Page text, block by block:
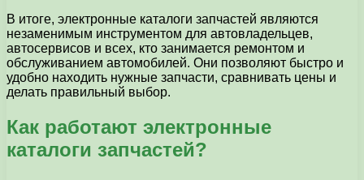
В итоге, электронные каталоги запчастей являются
незаменимым инструментом для автовладельцев,
автосервисов и всех, кто занимается ремонтом и
обслуживанием автомобилей. Они позволяют быстро и
удобно находить нужные запчасти, сравнивать цены и
делать правильный выбор.
Как работают электронные
каталоги запчастей?